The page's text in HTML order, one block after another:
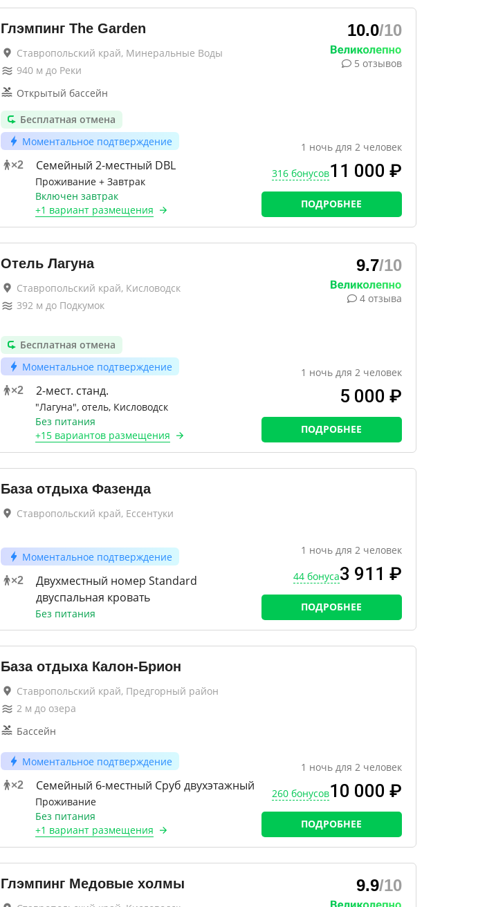
Глэмпинг The Garden
Ставропольский край, Минеральные Воды
940м до Реки
Открытый бассейн
Бесплатная отмена
Моментальное подтверждение
×2 Семейный 2-местный DBL
Проживание + Завтрак
Включен завтрак
+1 вариантразмещения
10.0/10
5 отзывов
1 ночь для 2 человек
316 бонусов11 000 ₽
ПОДРОБНЕЕ
Отель Лагуна
Ставропольский край, Кисловодск
392м до Подкумок
Бесплатная отмена
Моментальное подтверждение
×2 2-мест. станд.
"Лагуна", отель, Кисловодск
Без питания
+15 вариантовразмещения
9.7/10
4 отзыва
1 ночь для 2 человек
5 000 ₽
ПОДРОБНЕЕ
База отдыха Фазенда
Ставропольский край, Ессентуки
Моментальное подтверждение
×2
Двухместный номер Standard
двуспальная кровать
Без питания
1 ночь для 2 человек
44 бонуса3 911 ₽
ПОДРОБНЕЕ
База отдыха Калон-Брион
Ставропольский край, Предгорный район
2м до озера
Бассейн
Моментальное подтверждение
×2 Семейный 6-местный Сруб двухэтажный
Проживание
Без питания
+1 вариантразмещения
1 ночь для 2 человек
260 бонусов10 000 ₽
ПОДРОБНЕЕ
Глэмпинг Медовые холмы 9.9/10